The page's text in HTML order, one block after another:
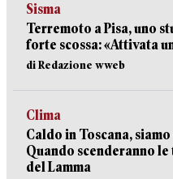
Sisma
Terremoto a Pisa, uno
forte scossa: «Attivata
di Redazione wweb
Clima
Caldo in Toscana,
Quando scenderanno
del Lamma